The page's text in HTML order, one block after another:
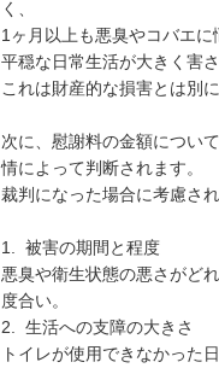
く、
1ヶ月以上も悪臭やコバエに
平穏な日常生活が大きく害さ
これは財産的な損害とは別
次に、慰謝料の金額につい
情によって判断されます。
裁判になった場合に考慮さ
1.  被害の期間と程度
悪臭や衛生状態の悪さがど
度合い。
2.  生活への支障の大きさ
トイレが使用できなかった